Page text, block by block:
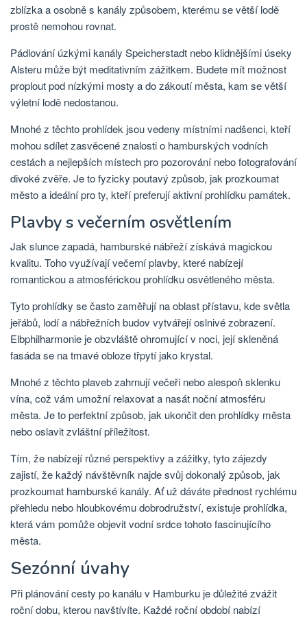
zblízka a osobně s kanály způsobem, kterému se větší lodě
prostě nemohou rovnat.
Pádlování úzkými kanály Speicherstadt nebo klidnějšími úseky
Alsteru může být meditativním zážitkem. Budete mít možnost
proplout pod nízkými mosty a do zákoutí města, kam se větší
výletní lodě nedostanou.
Mnohé z těchto prohlídek jsou vedeny místními nadšenci, kteří
mohou sdílet zasvěcené znalosti o hamburských vodních
cestách a nejlepších místech pro pozorování nebo fotografování
divoké zvěře. Je to fyzicky poutavý způsob, jak prozkoumat
město a ideální pro ty, kteří preferují aktivní prohlídku památek.
Plavby s večerním osvětlením
Jak slunce zapadá, hamburské nábřeží získává magickou
kvalitu. Toho využívají večerní plavby, které nabízejí
romantickou a atmosférickou prohlídku osvětleného města.
Tyto prohlídky se často zaměřují na oblast přístavu, kde světla
jeřábů, lodí a nábřežních budov vytvářejí oslnivé zobrazení.
Elbphilharmonie je obzvláště ohromující v noci, její skleněná
fasáda se na tmavé obloze třpytí jako krystal.
Mnohé z těchto plaveb zahrnují večeři nebo alespoň sklenku
vína, což vám umožní relaxovat a nasát noční atmosféru
města. Je to perfektní způsob, jak ukončit den prohlídky města
nebo oslavit zvláštní příležitost.
Tím, že nabízejí různé perspektivy a zážitky, tyto zájezdy
zajistí, že každý návštěvník najde svůj dokonalý způsob, jak
prozkoumat hamburské kanály. Ať už dáváte přednost rychlému
přehledu nebo hloubkovému dobrodružství, existuje prohlídka,
která vám pomůže objevit vodní srdce tohoto fascinujícího
města.
Sezónní úvahy
Při plánování cesty po kanálu v Hamburku je důležité zvážit
roční dobu, kterou navštívíte. Každé roční období nabízí